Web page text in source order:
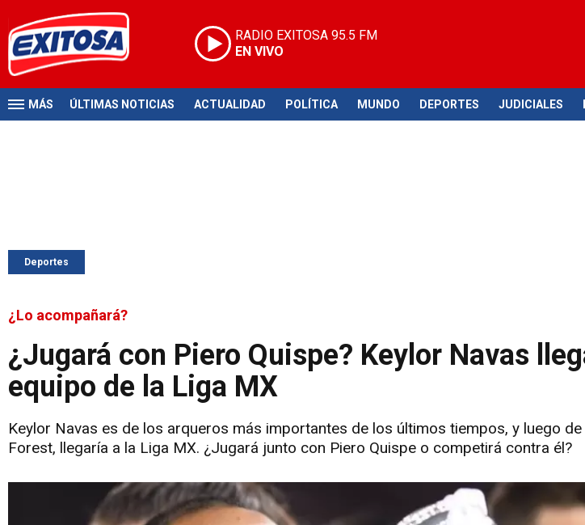
RADIO EXITOSA 95.5 FM
EN VIVO
MÁS ÚLTIMAS NOTICIAS ACTUALIDAD POLÍTICA MUNDO DEPORTES JUDICIALES
Deportes
¿Lo acompañará?
¿Jugará con Piero Quispe? Keylor Navas
equipo de la Liga MX
Keylor Navas es de los arqueros más importantes de los últimos tiempos, y luego
Forest, llegaría a la Liga MX. ¿Jugará junto con Piero Quispe o competirá contra él?